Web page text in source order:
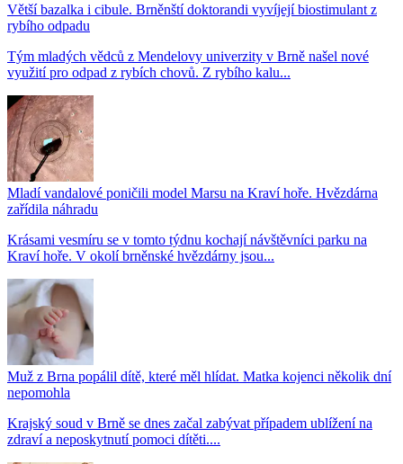
Větší bazalka i cibule. Brněnští doktorandi vyvíjejí biostimulant z
rybího odpadu
Tým mladých vědců z Mendelovy univerzity v Brně našel nové
využití pro odpad z rybích chovů. Z rybího kalu...
Mladí vandalové poničili model Marsu na Kraví hoře. Hvězdárna
zařídila náhradu
Krásami vesmíru se v tomto týdnu kochají návštěvníci parku na
Kraví hoře. V okolí brněnské hvězdárny jsou...
Muž z Brna popálil dítě, které měl hlídat. Matka kojenci několik dní
nepomohla
Krajský soud v Brně se dnes začal zabývat případem ublížení na
zdraví a neposkytnutí pomoci dítěti....